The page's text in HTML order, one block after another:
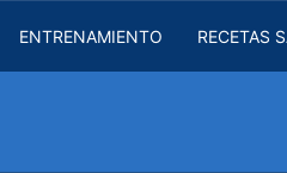
ENTRENAMIENTO RECETAS